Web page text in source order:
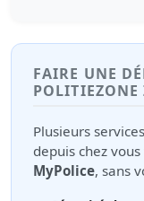
FAIRE UNE
POLITIEZONE
Plusieurs
depuis chez
MyPolice, sans